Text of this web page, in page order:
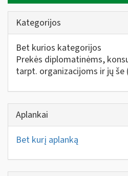
Kategorijos
Bet kurios kategorijos
Prekės diplomatinėms,
tarpt. organizacijoms ir jų še
Aplankai
Bet kurį aplanką